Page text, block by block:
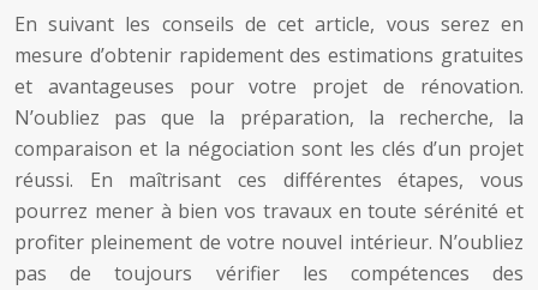
En suivant les conseils de cet article, vous serez en
mesure d’obtenir rapidement des estimations gratuites
et avantageuses pour votre projet de rénovation.
N’oubliez pas que la préparation, la recherche, la
comparaison et la négociation sont les clés d’un projet
réussi. En maîtrisant ces différentes étapes, vous
pourrez mener à bien vos travaux en toute sérénité et
profiter pleinement de votre nouvel intérieur. N’oubliez
pas de toujours vérifier les compétences des